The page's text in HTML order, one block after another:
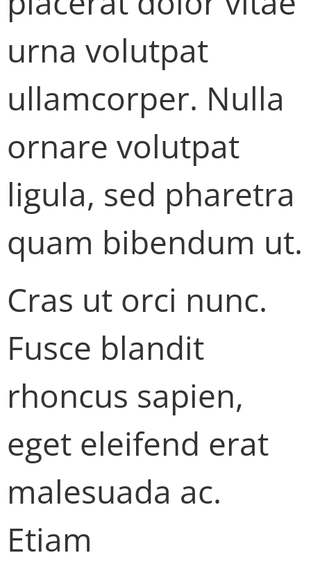
urna volutpat
ullamcorper. Nulla
ornare volutpat
ligula, sed pharetra
quam bibendum ut.
Cras ut orci nunc.
Fusce blandit
rhoncus sapien,
eget eleifend erat
malesuada ac.
Etiam